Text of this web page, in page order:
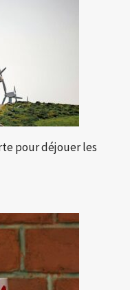
pour déjouer les